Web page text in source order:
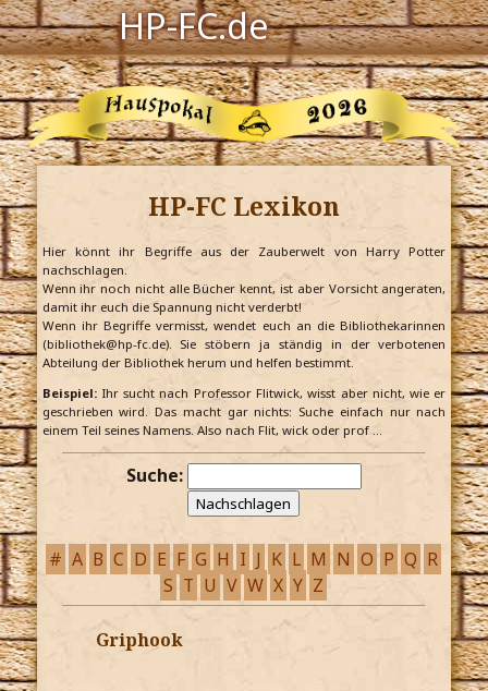
HP-FC.de
Navigation
Harry Potter
Der HP-FC
Hogwarts
Zauberwelt
Willkommen
Jetzt Fanclub-Mitglied werden!
HP-FC Lexikon
Hier könnt ihr Begriffe aus der Zauberwelt von Harry Potter
nachschlagen.
Wenn ihr noch nicht alle Bücher kennt, ist aber Vorsicht angeraten,
damit ihr euch die Spannung nicht verderbt!
Wenn ihr Begriffe vermisst, wendet euch an die Bibliothekarinnen
(bibliothek@hp-fc.de). Sie stöbern ja ständig in der verbotenen
Abteilung der Bibliothek herum und helfen bestimmt.
Beispiel:Ihr sucht nach Professor Flitwick, wisst aber nicht, wie er
geschrieben wird. Das macht gar nichts: Suche einfach nur nach
einem Teil seines Namens. Also nach Flit, wick oder prof …
Suche:
# A B C D E F G H I J K L M N O P Q R
S T U V W X Y Z
Griphook